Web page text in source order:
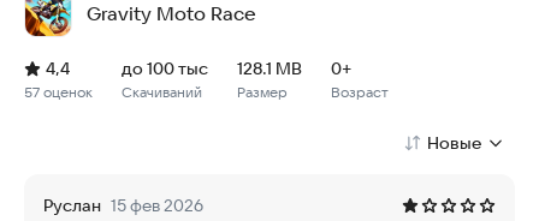
Gravity Moto Race
Рейтинг: 4,4, 57 оценок
Скачиваний: до 100 тыс
Размер файла: 128.1 MB
Возрастное ограничение: 128.1 MB
57 оценок
4,4
Скачиваний
до 100 тыс
Размер
128.1 MB
Возраст
0+
Новые
Руслан 15 фев 2026